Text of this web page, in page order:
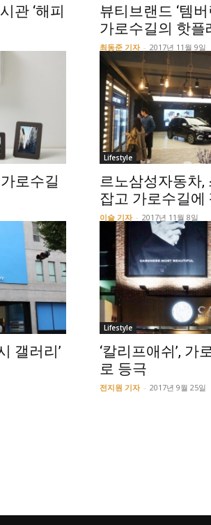
관 ‘해피
뷰티브랜드 ‘템
가로수길의 핫플
최동준 기자 - 2017년 11월 9일
가로수길
Lifestyle
르노삼성자동차,
잡고 가로수길에
이슬 기자 - 2017년 11월 8일
갤러리’
Lifestyle
‘칼리프애쉬’, 가
로 등극
전지원 기자 - 2017년 9월 25일